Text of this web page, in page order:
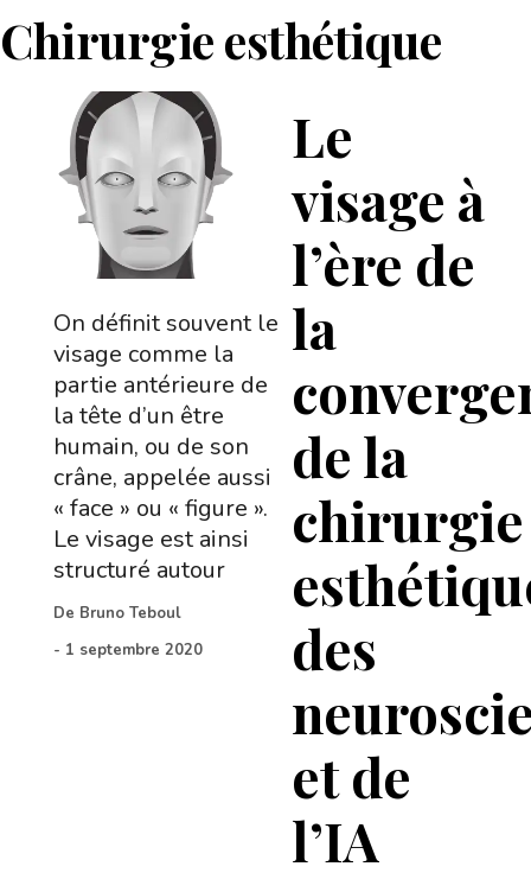
Chirurgie esthétique
Le
visage à
l’ère de
la
de la
chirurgie
des
et de
l’IA
On définit souvent le
visage comme la
partie antérieure de
la tête d’un être
humain, ou de son
crâne, appelée aussi
« face » ou « figure ».
Le visage est ainsi
structuré autour
De Bruno Teboul
- 1 septembre 2020